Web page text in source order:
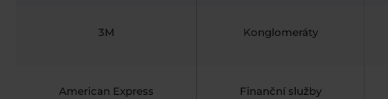
3M Konglomeráty
American Express Finanční služby